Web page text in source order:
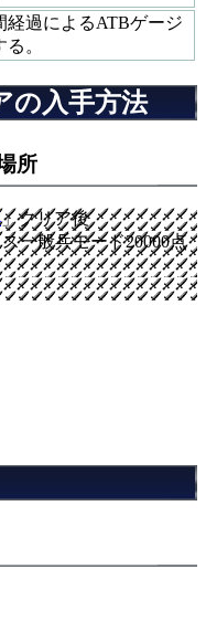
経過によるATBゲージ
。
の入手方法
所
」クリア後
一般兵モード20000点